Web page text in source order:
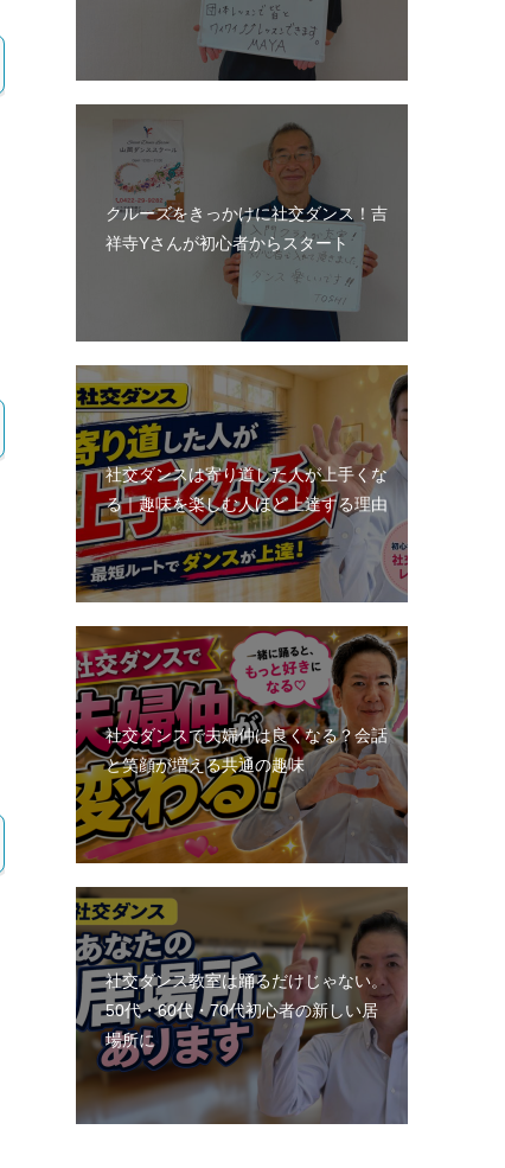
クルーズをきっかけに社交ダンス！吉
祥寺Yさんが初心者からスタート
社交ダンスは寄り道した人が上手くな
る｜趣味を楽しむ人ほど上達する理由
社交ダンスで夫婦仲は良くなる？会話
と笑顔が増える共通の趣味
社交ダンス教室は踊るだけじゃない。
50代・60代・70代初心者の新しい居
場所に